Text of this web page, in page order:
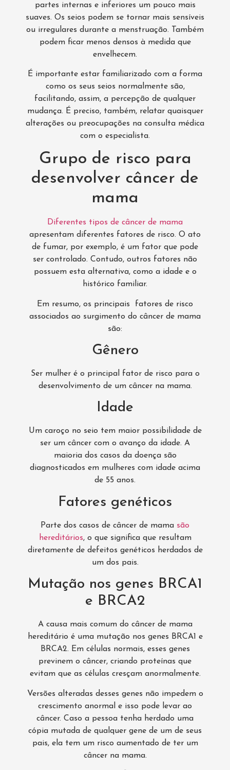
partes internas e inferiores um pouco mais
suaves. Os seios podem se tornar mais sensíveis
ou irregulares durante a menstruação. Também
podem ficar menos densos à medida que
envelhecem.
É importante estar familiarizado com a forma
como os seus seios normalmente são,
facilitando, assim, a percepção de qualquer
mudança. É preciso, também, relatar quaisquer
alterações ou preocupações na consulta médica
com o especialista.
Grupo de risco para
desenvolver câncer de
mama
Diferentes tipos de câncer de mama
apresentam diferentes fatores de risco. O ato
de fumar, por exemplo, é um fator que pode
ser controlado. Contudo, outros fatores não
possuem esta alternativa, como a idade e o
histórico familiar.
Em resumo, os principais fatores de risco
associados ao surgimento do câncer de mama
são:
Gênero
Ser mulher é o principal fator de risco para o
desenvolvimento de um câncer na mama.
Idade
Um caroço no seio tem maior possibilidade de
ser um câncer com o avanço da idade. A
maioria dos casos da doença são
diagnosticados em mulheres com idade acima
de 55 anos.
Fatores genéticos
Parte dos casos de câncer de mama são
hereditários, o que significa que resultam
diretamente de defeitos genéticos herdados de
um dos pais.
Mutação nos genes BRCA1
e BRCA2
A causa mais comum do câncer de mama
hereditário é uma mutação nos genes BRCA1 e
BRCA2. Em células normais, esses genes
previnem o câncer, criando proteínas que
evitam que as células cresçam anormalmente.
Versões alteradas desses genes não impedem o
crescimento anormal e isso pode levar ao
câncer. Caso a pessoa tenha herdado uma
cópia mutada de qualquer gene de um de seus
pais, ela tem um risco aumentado de ter um
câncer na mama.